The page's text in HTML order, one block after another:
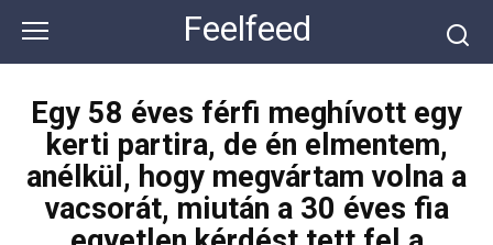
контенту
Feelfeed
Egy 58 éves férfi meghívott egy
kerti partira, de én elmentem,
anélkül, hogy megvártam volna a
vacsorát, miután a 30 éves fia